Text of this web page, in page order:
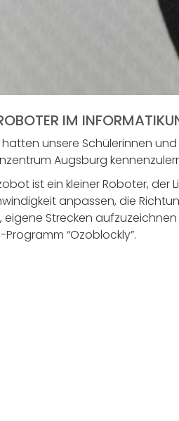
IM
hatten unsere Schülerinnen
Augsburg
ist ein kleiner Roboter,
anpassen, die
eigene Strecken
Programm “Ozoblockly”.